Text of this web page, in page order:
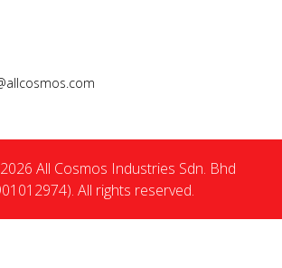
All Cosmos Industries Sdn. Bhd
All rights reserved.